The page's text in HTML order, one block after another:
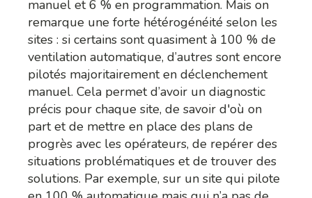
manuel et 6 % en programmation. Mais on
remarque une forte hétérogénéité selon les
sites : si certains sont quasiment à 100 % de
ventilation automatique, d’autres sont encore
pilotés majoritairement en déclenchement
manuel. Cela permet d’avoir un diagnostic
précis pour chaque site, de savoir d'où on
part et de mettre en place des plans de
progrès avec les opérateurs, de repérer des
situations problématiques et de trouver des
solutions. Par exemple, sur un site qui pilote